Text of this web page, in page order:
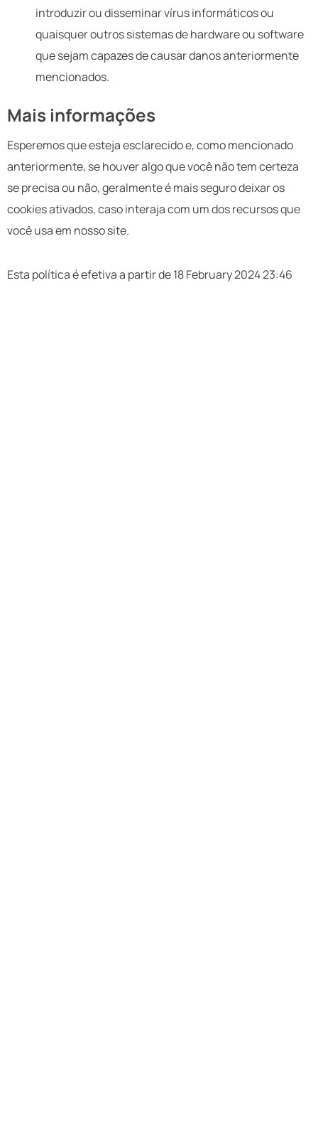
introduzir ou disseminar vírus informáticos ou
quaisquer outros sistemas de hardware ou software
que sejam capazes de causar danos anteriormente
mencionados.
Mais informações
Esperemos que esteja esclarecido e, como mencionado
anteriormente, se houver algo que você não tem certeza
se precisa ou não, geralmente é mais seguro deixar os
cookies ativados, caso interaja com um dos recursos que
você usa em nosso site.
Esta política é efetiva a partir de 18 February 2024 23:46